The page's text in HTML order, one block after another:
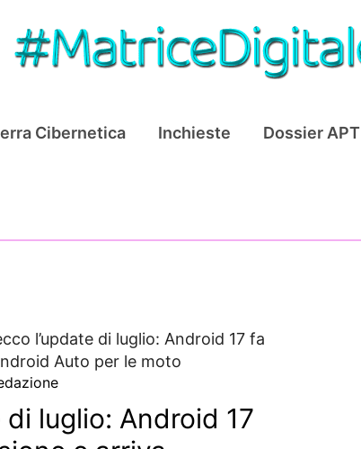
Cibernetica Inchieste Dossier APT
l’update di luglio: Android 17 fa
Auto per le moto
di luglio: Android 17